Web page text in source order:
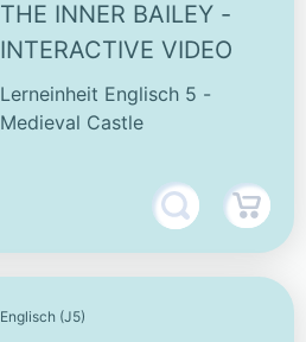
THE INNER BAILEY -
INTERACTIVE VIDEO
Lerneinheit Englisch 5 -
Medieval Castle
Englisch (J5)